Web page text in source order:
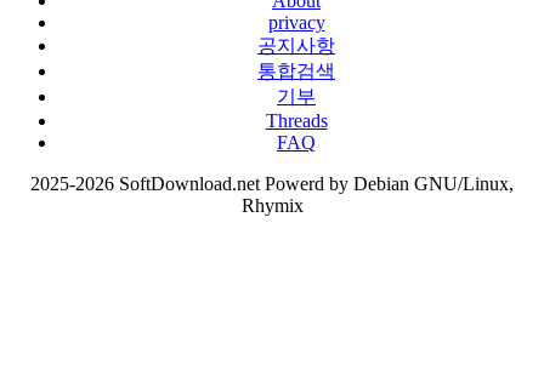
privacy
공지사항
통합검색
기부
Threads
FAQ
2025-2026 SoftDownload.net Powerd by Debian GNU/Linux,
Rhymix